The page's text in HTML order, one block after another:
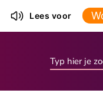
Lees voor